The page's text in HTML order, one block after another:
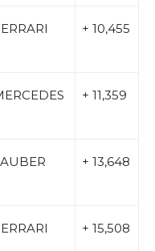
+ 10,455
+ 11,359
+ 13,648
+ 15,508